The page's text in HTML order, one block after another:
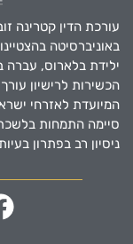
עורכת הדין קטרינה
באוניברסיטה
ילידת בלארוס,
הכשירות לרישיון
המיועדת לאזרחי
סיימה התמחות בלשכת
ניסיון רב בפתרון